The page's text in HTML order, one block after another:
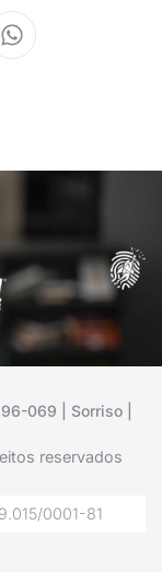
069 | Sorriso |
reservados
0001-81